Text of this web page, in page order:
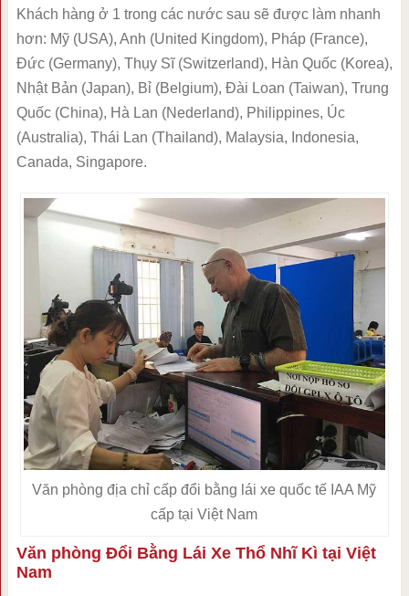
Khách hàng ở 1 trong các nước sau sẽ được làm nhanh
hơn: Mỹ (USA), Anh (United Kingdom), Pháp (France),
Đức (Germany), Thụy Sĩ (Switzerland), Hàn Quốc (Korea),
Nhật Bản (Japan), Bỉ (Belgium), Đài Loan (Taiwan), Trung
Quốc (China), Hà Lan (Nederland), Philippines, Úc
(Australia), Thái Lan (Thailand), Malaysia, Indonesia,
Canada, Singapore.
Văn phòng địa chỉ cấp đổi bằng lái xe quốc tế IAA Mỹ
cấp tại Việt Nam
Văn phòng Đổi Bằng Lái Xe Thổ Nhĩ Kì tại Việt
Nam